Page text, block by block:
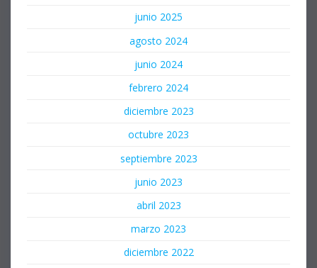
junio 2025
agosto 2024
junio 2024
febrero 2024
diciembre 2023
octubre 2023
septiembre 2023
junio 2023
abril 2023
marzo 2023
diciembre 2022